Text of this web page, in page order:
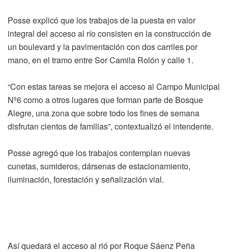
Posse explicó que los trabajos de la puesta en valor
integral del acceso al río consisten en la construcción de
un boulevard y la pavimentación con dos carriles por
mano, en el tramo entre Sor Camila Rolón y calle 1.
“Con estas tareas se mejora el acceso al Campo Municipal
Nº6 como a otros lugares que forman parte de Bosque
Alegre, una zona que sobre todo los fines de semana
disfrutan cientos de familias”, contextualizó el intendente.
Posse agregó que los trabajos contemplan nuevas
cunetas, sumideros, dársenas de estacionamiento,
iluminación, forestación y señalización vial.
Así quedará el acceso al rió por Roque Sáenz Peña